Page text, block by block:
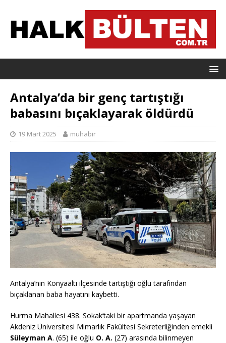
Antalya’da bir genç tartıştığı
babasını bıçaklayarak öldürdü
19 Mart 2025 muhabir
Antalya’nın Konyaaltı ilçesinde tartıştığı oğlu tarafından
bıçaklanan baba hayatını kaybetti.
Hurma Mahallesi 438. Sokak’taki bir apartmanda yaşayan
Akdeniz Üniversitesi Mimarlık Fakültesi Sekreterliğinden emekli
Süleyman A. (65) ile oğlu O. A. (27) arasında bilinmeyen